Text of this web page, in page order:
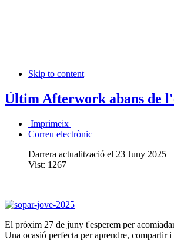
Skip to content
Últim Afterwork abans de
Imprimeix
Correu electrònic
Darrera actualització el 23 Juny 2025
Vist: 1267
El pròxim 27 de juny t'esperem per
Una ocasió perfecta per aprendre, compartir i